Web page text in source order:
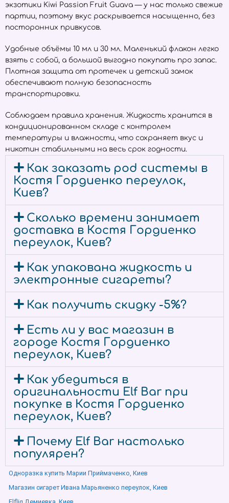
экзотики Kiwi Passion Fruit Guava — у нас только свежие
партии, поэтому вкус раскрывается насыщенно, без
посторонних привкусов.
Удобные объёмы 10 мл и 30 мл. Маленький флакон легко
взять с собой, а большой выгодно покупать про запас.
Плотная защита от протечек и детский замок
обеспечивают полную безопасность
транспортировки.
Соблюдаем правила хранения. Жидкость хранится в
кондиционированном складе с контролем
температуры и влажности, что сохраняет вкус и
никотин стабильными на весь срок годности.
Как заказать pod системы в
Костя Гордиенко переулок,
Киев?
Сколько времени занимает
доставка в Костя Гордиенко
переулок, Киев?
Как упакована жидкость и
электронные сигареты?
Как получить скидку -5%?
Есть ли у вас магазин в
городе Костя Гордиенко
переулок, Киев?
Как убедиться в
оригинальности Elf Bar при
покупке в Костя Гордиенко
переулок, Киев?
Почему Elf Bar настолько
популярен?
Одноразка купить Марии Приймаченко, Киев
Магазин сигарет Ивана Марьяненко переулок, Киев